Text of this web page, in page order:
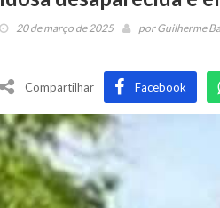
20 de março de 2025 porGuilherme
Compartilhar Facebook